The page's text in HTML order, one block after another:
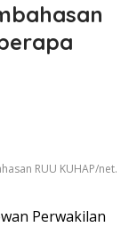
RUU KUHAP/net.
Perwakilan